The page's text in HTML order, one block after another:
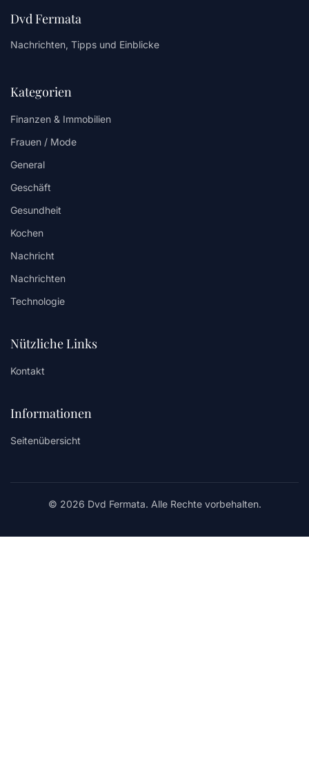
Dvd Fermata
Nachrichten, Tipps und Einblicke
Kategorien
Finanzen & Immobilien
Frauen / Mode
General
Geschäft
Gesundheit
Kochen
Nachricht
Nachrichten
Technologie
Nützliche Links
Kontakt
Informationen
Seitenübersicht
© 2026 Dvd Fermata. Alle Rechte vorbehalten.